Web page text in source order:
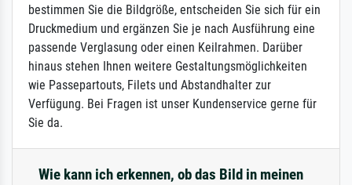
bestimmen Sie die Bildgröße, entscheiden Sie sich für ein
Druckmedium und ergänzen Sie je nach Ausführung eine
passende Verglasung oder einen Keilrahmen. Darüber
hinaus stehen Ihnen weitere Gestaltungsmöglichkeiten
wie Passepartouts, Filets und Abstandhalter zur
Verfügung. Bei Fragen ist unser Kundenservice gerne für
Sie da.
Wie kann ich erkennen, ob das Bild in meinen